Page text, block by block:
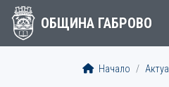
ОБЩИНА ГАБРОВО
Начало